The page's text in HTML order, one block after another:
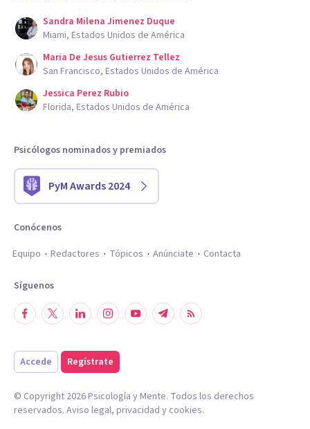
Sandra Milena Jimenez Duque
Miami, Estados Unidos de América
Maria De Jesus Gutierrez Tellez
San Francisco, Estados Unidos de América
Jessica Perez Rubio
Florida, Estados Unidos de América
Psicólogos nominados y premiados
PyM Awards 2024
Conócenos
Equipo
Redactores Tópicos Anúnciate Contacta
Síguenos
Accede Regístrate
© Copyright 2026Psicología y Mente. Todos los derechos
reservados. Aviso legal, privacidad y cookies.